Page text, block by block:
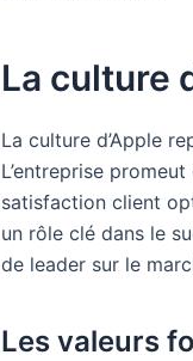
La culture
La culture d’Apple
L’entreprise
satisfaction client
un rôle clé dans le
de leader sur le
Les valeurs